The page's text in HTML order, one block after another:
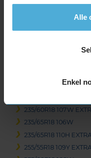
Alle
Enkel
of
Beschikbare
235/50R18 97V
235/60R18 107W
235/65R18 106W
235/65R18 110H
255/55R18 109Y